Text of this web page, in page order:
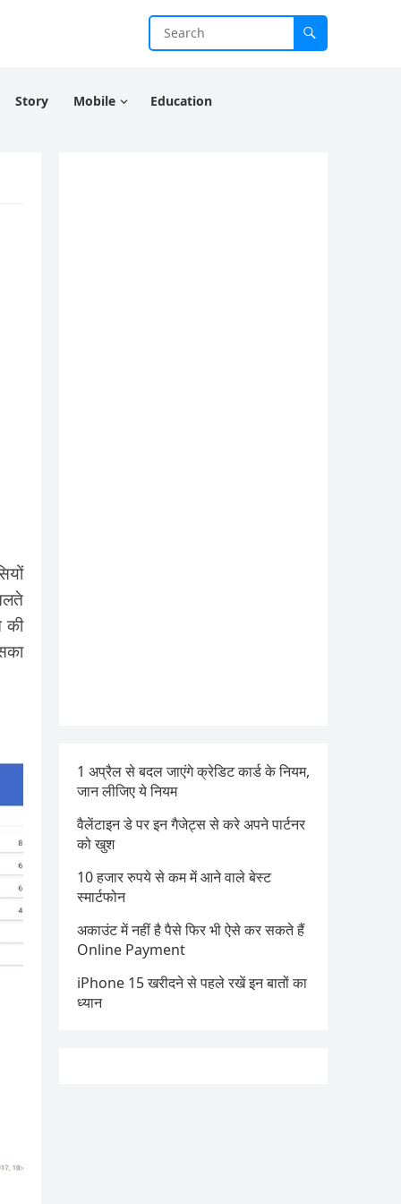
Story Mobile Education
की
1 अप्रैल से बदल जाएंगे क्रेडिट कार्ड के नियम,
जान लीजिए ये नियम
वैलेंटाइन डे पर इन गैजेट्स से करे अपने पार्टनर
को खुश
10 हजार रुपये से कम में आने वाले बेस्ट
स्मार्टफोन
अकाउंट में नहीं है पैसे फिर भी ऐसे कर सकते हैं
Online Payment
iPhone 15 खरीदने से पहले रखें इन बातों का
ध्यान